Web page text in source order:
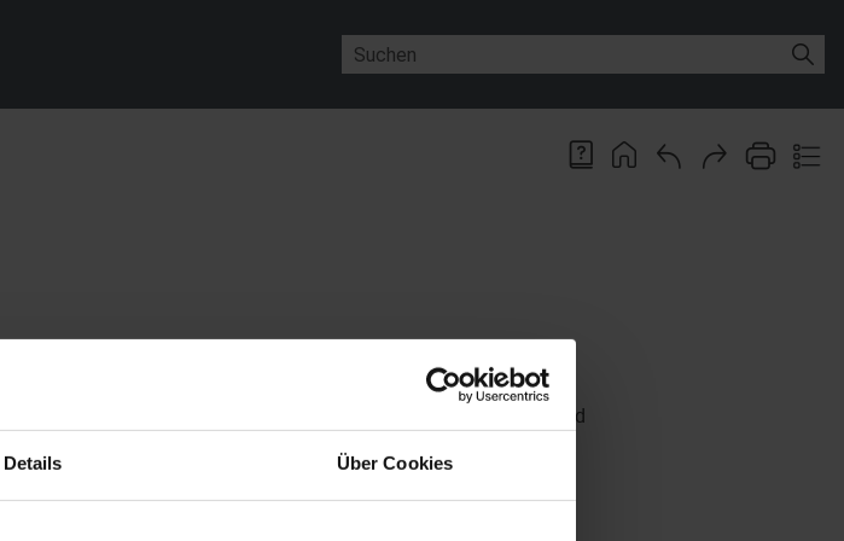
Details Über Cookies
, Register und Dokumenttypen legen Sie Dialogelemente an.
haben, und Elemente für die Indexierung der Ordner, Register und